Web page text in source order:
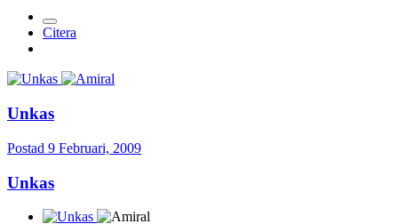
Citera
Unkas
Postad 9 Februari, 2009
Unkas